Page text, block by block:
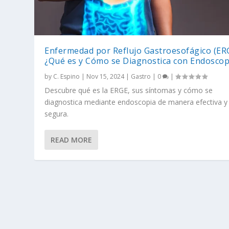
Enfermedad por Reflujo Gastroesofágico
¿Qué es y Cómo se Diagnostica con
by C. Espino Nov 15, 2024| Gastro 0 |
Descubre qué es la ERGE, sus síntomas y cómo se
diagnostica mediante endoscopia de manera efectiva y
segura.
READ MORE